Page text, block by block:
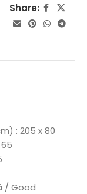
Share:
: 205 x 80
/ Good